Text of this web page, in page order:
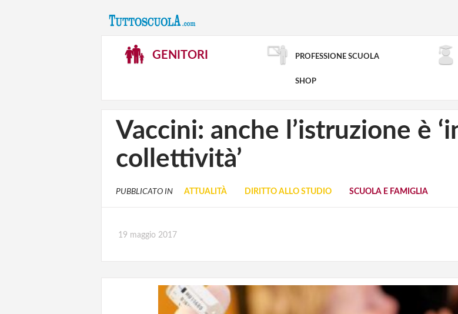
GENITORI PROFESSIONE SCUOLA
SHOP
Vaccini: anche l’istruzione è
collettività’
PUBBLICATO IN ATTUALITÀ DIRITTO ALLO STUDIO SCUOLA E FAMIGLIA
19 maggio 2017